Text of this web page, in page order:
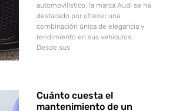
automovilístico, la marca Audi se ha
destacado por ofrecer una
combinación única de elegancia y
rendimiento en sus vehículos.
Desde sus
Cuánto cuesta el
mantenimiento de un